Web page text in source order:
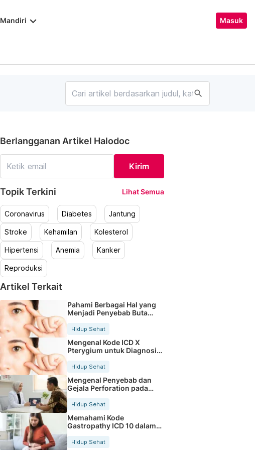
keyboard_arrow_down Masuk
search
Berlangganan Artikel Halodoc
Kirim
Topik Terkini Lihat Semua
Coronavirus Diabetes Jantung
Stroke Kehamilan Kolesterol
Hipertensi Anemia Kanker
Reproduksi
Artikel Terkait
Pahami Berbagai Hal yang
Menjadi Penyebab Buta
Hidup Sehat
Mengenal Kode ICD X
Pterygium untuk Diagnosis
Hidup Sehat
Mengenal Penyebab dan
Gejala Perforation pada
Tubuh
Hidup Sehat
Memahami Kode
Gastropathy ICD 10 dalam
Rekam Medis Pasien
Hidup Sehat